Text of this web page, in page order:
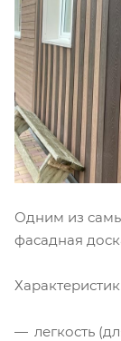
Одним из
фасадная
легкость